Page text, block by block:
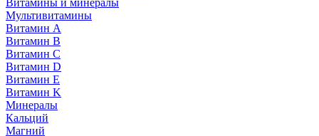
Витамины и минералы
Мультивитамины
Витамин A
Витамин B
Витамин C
Витамин D
Витамин E
Витамин K
Минералы
Кальций
Магний